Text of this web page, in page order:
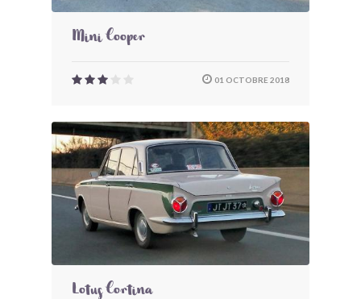
Mini Cooper
01 OCTOBRE 2018
Lotus Cortina